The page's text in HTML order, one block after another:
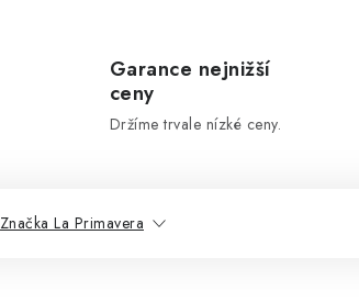
Garance nejnižší
ceny
Držíme trvale nízké ceny.
Značka La Primavera